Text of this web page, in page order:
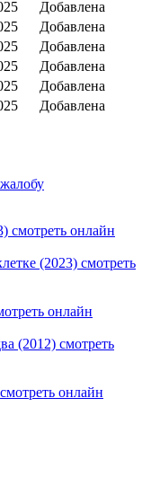
Добавлена
Добавлена
Добавлена
Добавлена
Добавлена
Добавлена